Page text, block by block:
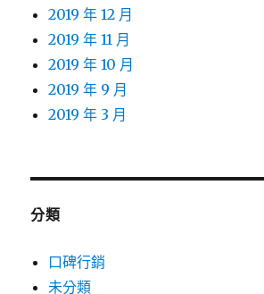
2019 年 12 月
2019 年 11 月
2019 年 10 月
2019 年 9 月
2019 年 3 月
分類
口碑行銷
未分類